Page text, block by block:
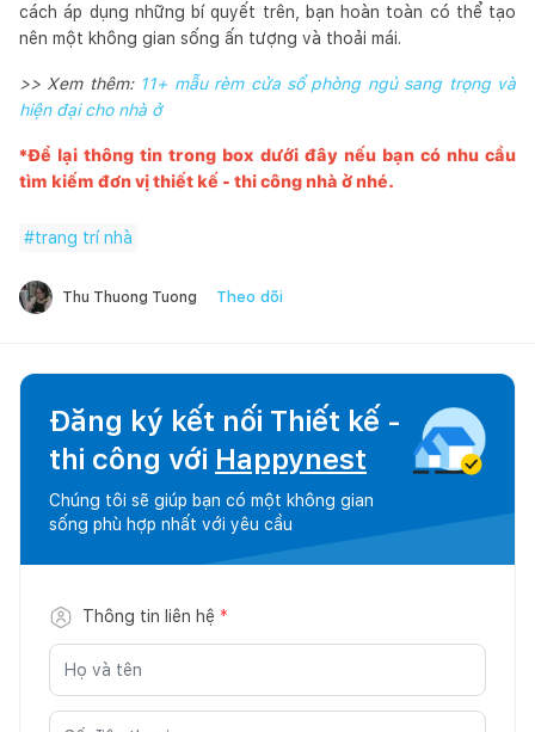
cách áp dụng những bí quyết trên, bạn hoàn toàn có thể tạo
nên một không gian sống ấn tượng và thoải mái.
>> Xem thêm: 11+ mẫu rèm cửa sổ phòng ngủ sang trọng và
hiện đại cho nhà ở
*Để lại thông tin trong box dưới đây nếu bạn có nhu cầu
tìm kiếm đơn vị thiết kế - thi công nhà ở nhé.
#trang trí nhà
Thu Thuong Tuong Theo dõi
Đăng ký kết nối Thiết kế -
thi công với Happynest
Chúng tôi sẽ giúp bạn có một không gian
sống phù hợp nhất với yêu cầu
Thông tin liên hệ *